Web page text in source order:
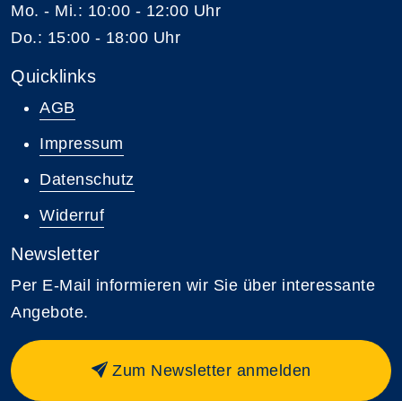
Mo. - Mi.: 10:00 - 12:00 Uhr
Do.: 15:00 - 18:00 Uhr
Quicklinks
AGB
Impressum
Datenschutz
Widerruf
Newsletter
Per E-Mail informieren wir Sie über interessante
Angebote.
Zum Newsletter anmelden